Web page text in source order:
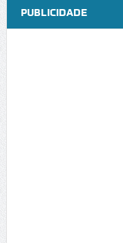
PUBLICIDADE